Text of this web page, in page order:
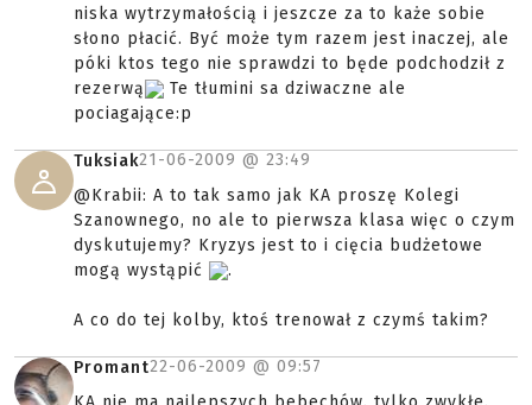
niska wytrzymałością i jeszcze za to każe sobie
słono płacić. Być może tym razem jest inaczej, ale
póki ktos tego nie sprawdzi to będe podchodził z
rezerwą
Te tłumini sa dziwaczne ale
pociagające:p
Tuksiak21-06-2009 @ 23:49
@Krabii: A to tak samo jak KA proszę Kolegi
Szanownego, no ale to pierwsza klasa więc o czym
dyskutujemy? Kryzys jest to i cięcia budżetowe
mogą wystąpić
.
A co do tej kolby, ktoś trenował z czymś takim?
Promant22-06-2009 @ 09:57